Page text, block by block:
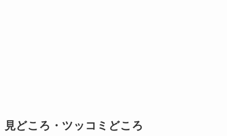
見どころ・ツッコミどころ